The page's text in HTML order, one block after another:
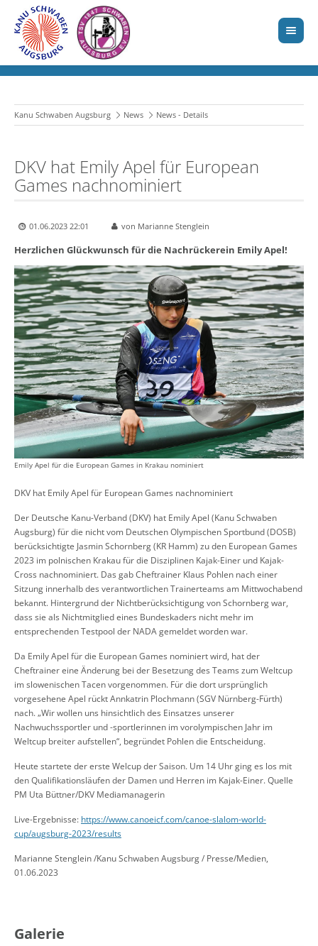
Kanu Schwaben Augsburg News News - Details
DKV hat Emily Apel für European
Games nachnominiert
01.06.2023 22:01 von Marianne Stenglein
Herzlichen Glückwunsch für die Nachrückerein Emily Apel!
Emily Apel für die European Games in Krakau nominiert
DKV hat Emily Apel für European Games nachnominiert
Der Deutsche Kanu-Verband (DKV) hat Emily Apel (Kanu Schwaben
Augsburg) für die nicht vom Deutschen Olympischen Sportbund (DOSB)
berücksichtigte Jasmin Schornberg (KR Hamm) zu den European Games
2023 im polnischen Krakau für die Disziplinen Kajak-Einer und Kajak-
Cross nachnominiert. Das gab Cheftrainer Klaus Pohlen nach einer
Sitzung innerhalb des verantwortlichen Trainerteams am Mittwochabend
bekannt. Hintergrund der Nichtberücksichtigung von Schornberg war,
dass sie als Nichtmitglied eines Bundeskaders nicht mehr im
entsprechenden Testpool der NADA gemeldet worden war.
Da Emily Apel für die European Games nominiert wird, hat der
Cheftrainer eine Änderung bei der Besetzung des Teams zum Weltcup
im slowenischen Tacen vorgenommen. Für die dort ursprünglich
vorgesehene Apel rückt Annkatrin Plochmann (SGV Nürnberg-Fürth)
nach. „Wir wollen uns hinsichtlich des Einsatzes unserer
Nachwuchssportler und -sportlerinnen im vorolympischen Jahr im
Weltcup breiter aufstellen“, begründet Pohlen die Entscheidung.
Heute startete der erste Welcup der Saison. Um 14 Uhr ging es los mit
den Qualifikationsläufen der Damen und Herren im Kajak-Einer. Quelle
PM Uta Büttner/DKV Mediamanagerin
Live-Ergebnisse: https://www.canoeicf.com/canoe-slalom-world-
cup/augsburg-2023/results
Marianne Stenglein /Kanu Schwaben Augsburg / Presse/Medien,
01.06.2023
Galerie